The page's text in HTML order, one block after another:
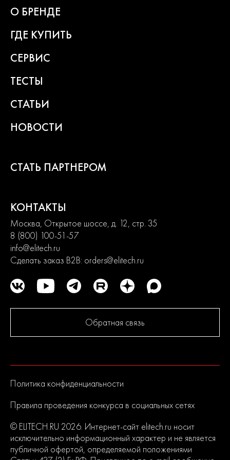
О БРЕНДЕ
ГДЕ КУПИТЬ
СЕРВИС
ТЕСТЫ
СТАТЬИ
НОВОСТИ
СТАТЬ ПАРТНЕРОМ
КОНТАКТЫ
Москва, Открытое шоссе, д. 12, стр. 35
8 (800) 100-51-57
info@elitech.ru
Сделать заказ B2B: orders@elitech.ru
Обратная связь
Политика конфиденциальности
Правила проведения конкурса в социальных сетях
© ELITECH.RU 2026. Интернет-сайт elitech.ru носит
исключительно информационный характер и не является
публичной офертой, определяемой положениями